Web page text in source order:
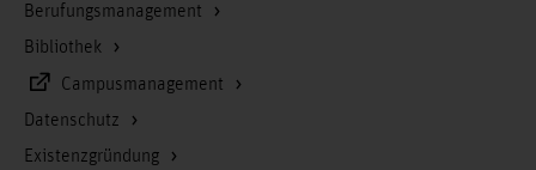
Berufungsmanagement
Bibliothek
Campusmanagement
Datenschutz
Existenzgründung